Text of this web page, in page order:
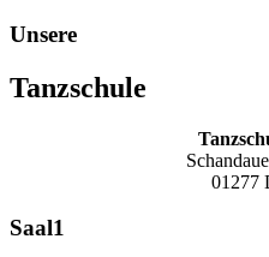
Unsere
Tanzschule
01277
Saal1